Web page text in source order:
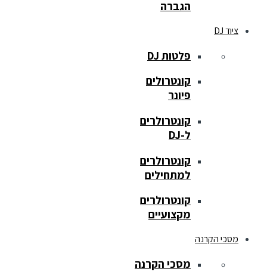
הגברה
ציוד DJ
פלטות DJ
קונטרולים
פיונר
קונטרולרים
ל-DJ
קונטרולרים
למתחילים
קונטרולרים
מקצועיים
מסכי הקרנה
מסכי הקרנה